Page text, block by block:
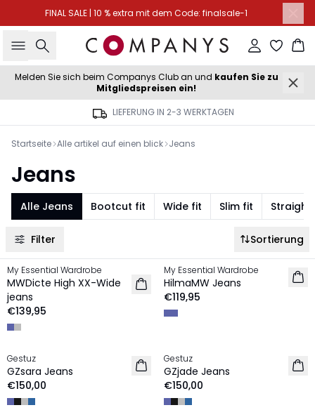
FINAL SALE | 10 % extra mit dem Code: finalsale-1
Suche Einloggen
Melden Sie sich beim Companys Club an und kaufen Sie zu
Mitgliedspreisen ein!
LIEFERUNG IN 2-3 WERKTAGEN
Startseite Alle artikel auf einen blick Jeans
Jeans
Alle Jeans Bootcut fit Wide fit Slim fit Straight
Filter Sortierung
NEU
My Essential Wardrobe
MWDicte High XX-Wide
jeans
€139,95
NEU
My Essential Wardrobe
HilmaMW Jeans
€119,95
NEU
Gestuz
GZsara Jeans
€150,00
NEU
Gestuz
GZjade Jeans
€150,00